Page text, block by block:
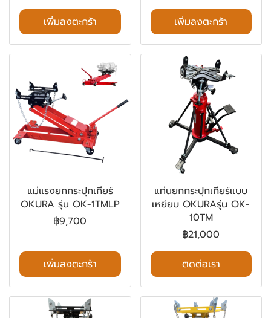
เพิ่มลงตะกร้า เพิ่มลงตะกร้า
แม่แรงยกกระปุกเกียร์
OKURA รุ่น OK-1TMLP
฿9,700
เพิ่มลงตะกร้า
แท่นยกกระปุกเกียร์แบบ
เหยียบ OKURAรุ่น OK-
10TM
฿21,000
ติดต่อเรา